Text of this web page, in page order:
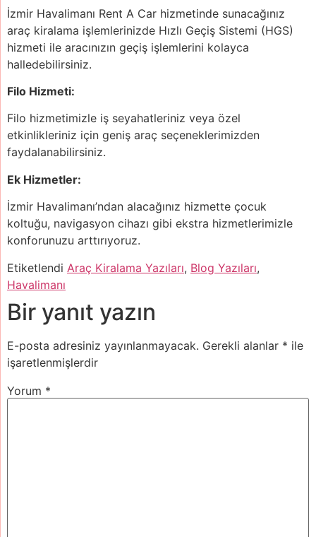
İzmir Havalimanı Rent A Car hizmetinde sunacağınız
araç kiralama işlemlerinizde Hızlı Geçiş Sistemi (HGS)
hizmeti ile aracınızın geçiş işlemlerini kolayca
halledebilirsiniz.
Filo Hizmeti:
Filo hizmetimizle iş seyahatleriniz veya özel
etkinlikleriniz için geniş araç seçeneklerimizden
faydalanabilirsiniz.
Ek Hizmetler:
İzmir Havalimanı’ndan alacağınız hizmette çocuk
koltuğu, navigasyon cihazı gibi ekstra hizmetlerimizle
konforunuzu arttırıyoruz.
Etiketlendi Araç Kiralama Yazıları, Blog Yazıları,
Havalimanı
Bir yanıt yazın
E-posta adresiniz yayınlanmayacak. Gerekli alanlar * ile
işaretlenmişlerdir
Yorum *